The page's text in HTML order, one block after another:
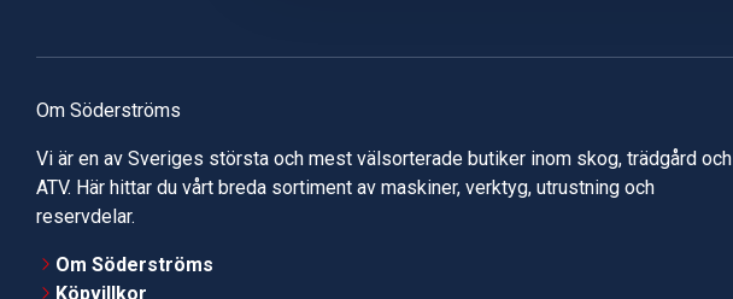
Om Söderströms
Vi är en av Sveriges största och mest välsorterade butiker inom skog, trädgård och
ATV. Här hittar du vårt breda sortiment av maskiner, verktyg, utrustning och
reservdelar.
Om Söderströms
Köpvillkor